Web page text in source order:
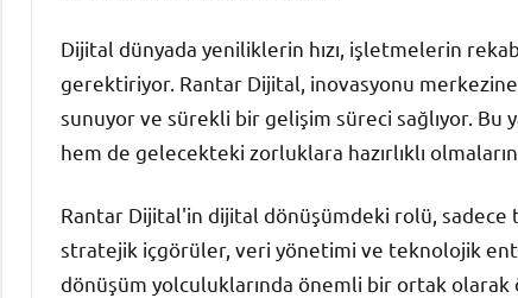
Dijital dünyada yeniliklerin hızı, işletmelerin
gerektiriyor. Rantar Dijital, inovasyonu
sunuyor ve sürekli bir gelişim süreci sağlıyor. Bu
hem de gelecekteki zorluklara hazırlıklı
Rantar Dijital'in dijital dönüşümdeki rolü,
stratejik içgörüler, veri yönetimi ve teknolojik
dönüşüm yolculuklarında önemli bir ortak olarak